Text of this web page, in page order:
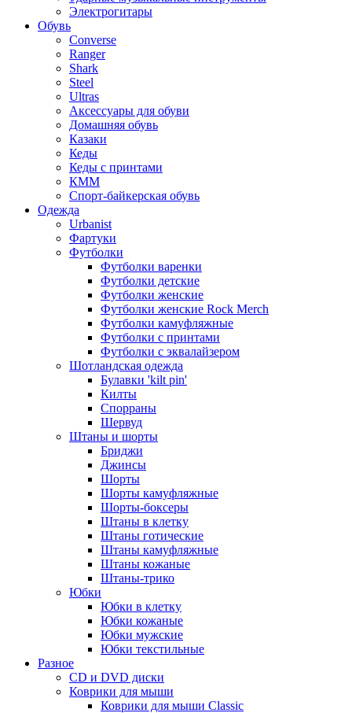
Электрогитары
Обувь
Converse
Ranger
Shark
Steel
Ultras
Аксессуары для обуви
Домашняя обувь
Казаки
Кеды
Кеды с принтами
КММ
Спорт-байкерская обувь
Одежда
Urbanist
Фартуки
Футболки
Футболки варенки
Футболки детские
Футболки женские
Футболки женские Rock Merch
Футболки камуфляжные
Футболки с принтами
Футболки с эквалайзером
Шотландская одежда
Булавки 'kilt pin'
Килты
Спорраны
Шервуд
Штаны и шорты
Бриджи
Джинсы
Шорты
Шорты камуфляжные
Шорты-боксеры
Штаны в клетку
Штаны готические
Штаны камуфляжные
Штаны кожаные
Штаны-трико
Юбки
Юбки в клетку
Юбки кожаные
Юбки мужские
Юбки текстильные
Разное
CD и DVD диски
Коврики для мыши
Коврики для мыши Classic